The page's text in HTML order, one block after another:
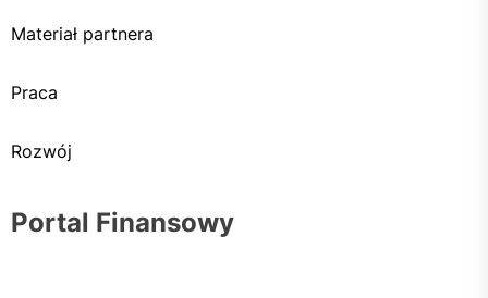
Materiał partnera
Praca
Rozwój
Portal Finansowy